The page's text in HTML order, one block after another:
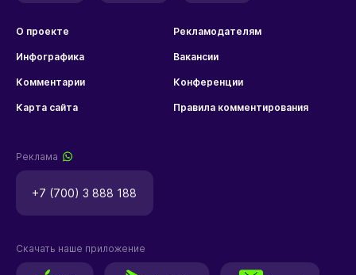
О проекте Рекламодателям
Инфографика Вакансии
Комментарии Конференции
Карта сайта Правила комментирования
Реклама
+7 (700) 3 888 188
Скачать наше приложение